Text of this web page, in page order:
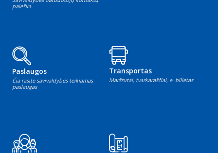
paieška
Paslaugos
Čia rasite savivaldybės teikiamas
paslaugas
Transportas
Maršrutai, tvarkaraščiai, e. bilietas